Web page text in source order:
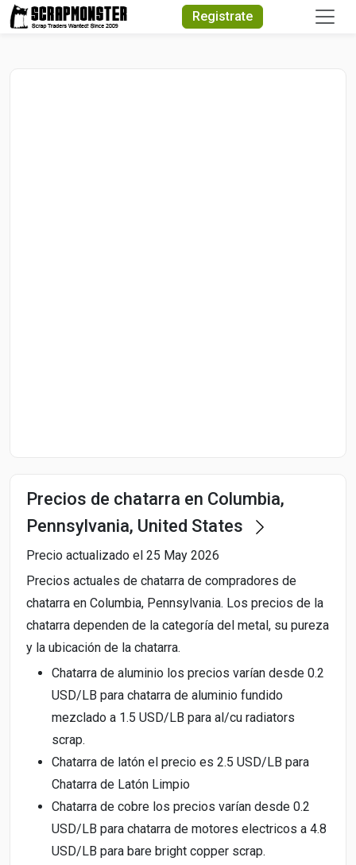
Registrate
Precios de chatarra en Columbia,
Pennsylvania, United States
Precio actualizado el 25 May 2026
Precios actuales de chatarra de compradores de
chatarra en Columbia, Pennsylvania. Los precios de la
chatarra dependen de la categoría del metal, su pureza
y la ubicación de la chatarra.
Chatarra de aluminio los precios varían desde 0.2
USD/LB para chatarra de aluminio fundido
mezclado a 1.5 USD/LB para al/cu radiators
scrap.
Chatarra de latón el precio es 2.5 USD/LB para
Chatarra de Latón Limpio
Chatarra de cobre los precios varían desde 0.2
USD/LB para chatarra de motores electricos a 4.8
USD/LB para bare bright copper scrap.
Quick Search
Search